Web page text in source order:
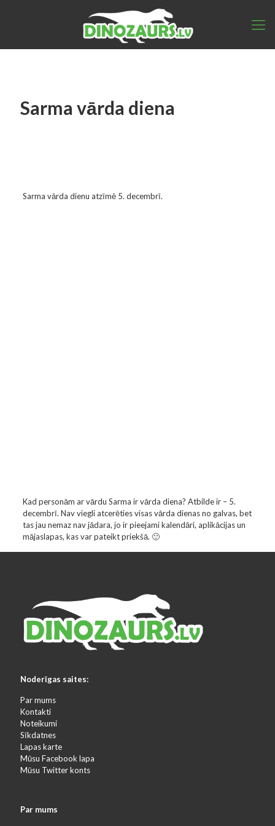
Sarma vārda diena
Sarma vārda dienu atzīmē 5. decembrī.
Kad personām ar vārdu Sarma ir vārda diena? Atbilde ir – 5.
decembrī. Nav viegli atcerēties visas vārda dienas no galvas, bet
tas jau nemaz nav jādara, jo ir pieejami kalendāri, aplikācijas un
mājaslapas, kas var pateikt priekšā. 🙂
Noderīgas saites:
Par mums
Kontakti
Noteikumi
Sīkdatnes
Lapas karte
Mūsu Facebook lapa
Mūsu Twitter konts
Par mums